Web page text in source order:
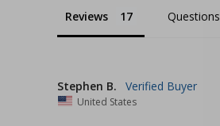
Reviews Questions
Stephen B.
United States